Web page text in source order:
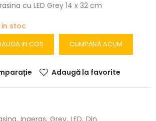
cu LED Grey 14 x 32 cm
stoc
IN COS CUMPĂRĂ ACUM
Adaugă la favorite